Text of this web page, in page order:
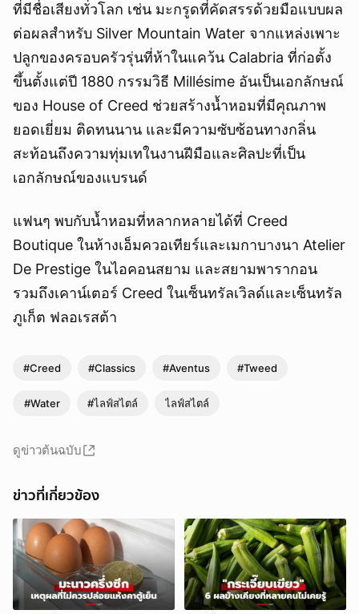
ที่มีชื่อเสียงทั่วโลก เช่น มะกรูดที่คัดสรรด้วยมือแบบผล
ต่อผลสำหรับ Silver Mountain Water จากแหล่งเพาะ
ปลูกของครอบครัวรุ่นที่ห้าในแคว้น Calabria ที่ก่อตั้ง
ขึ้นตั้งแต่ปี 1880 กรรมวิธี Millésime อันเป็นเอกลักษณ์
ของ House of Creed ช่วยสร้างน้ำหอมที่มีคุณภาพ
ยอดเยี่ยม ติดทนนาน และมีความซับซ้อนทางกลิ่น
สะท้อนถึงความทุ่มเทในงานฝีมือและศิลปะที่เป็น
เอกลักษณ์ของแบรนด์
แฟนๆ พบกับน้ำหอมที่หลากหลายได้ที่ Creed
Boutique ในห้างเอ็มควอเทียร์และเมกาบางนา Atelier
De Prestige ในไอคอนสยาม และสยามพารากอน
รวมถึงเคาน์เตอร์ Creed ในเซ็นทรัลเวิลด์และเซ็นทรัล
ภูเก็ต ฟลอเรสต้า
#Creed #Classics #Aventus #Tweed
#Water #ไลฟ์สไตล์ ไลฟ์สไตล์
ดูข่าวต้นฉบับ
ข่าวที่เกี่ยวข้อง